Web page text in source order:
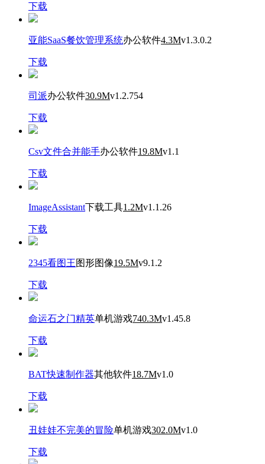
下载
亚能SaaS餐饮管理系统办公软件4.3Mv1.3.0.2
下载
司派办公软件30.9Mv1.2.754
下载
Csv文件合并能手办公软件19.8Mv1.1
下载
ImageAssistant下载工具1.2Mv1.1.26
下载
2345看图王图形图像19.5Mv9.1.2
下载
命运石之门精英单机游戏740.3Mv1.45.8
下载
BAT快速制作器其他软件18.7Mv1.0
下载
丑娃娃不完美的冒险单机游戏302.0Mv1.0
下载